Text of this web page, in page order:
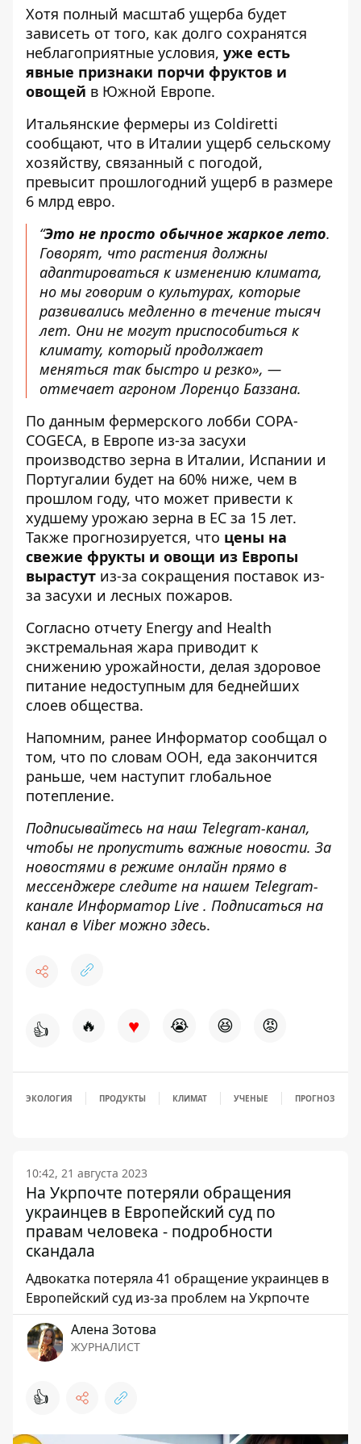
Хотя полный масштаб ущерба будет
зависеть от того, как долго сохранятся
неблагоприятные условия, уже есть
явные признаки порчи фруктов и
овощей в Южной Европе.
Итальянские фермеры из Coldiretti
сообщают, что в Италии ущерб сельскому
хозяйству, связанный с погодой,
превысит прошлогодний ущерб в размере
6 млрд евро.
“Это не просто обычное жаркое лето.
Говорят, что растения должны
адаптироваться к изменению климата,
но мы говорим о культурах, которые
развивались медленно в течение тысяч
лет. Они не могут приспособиться к
климату, который продолжает
меняться так быстро и резко», —
отмечает агроном Лоренцо Баззана.
По данным фермерского лобби COPA-
COGECA, в Европе из-за засухи
производство зерна в Италии, Испании и
Португалии будет на 60% ниже, чем в
прошлом году, что может привести к
худшему урожаю зерна в ЕС за 15 лет.
Также прогнозируется, что цены на
свежие фрукты и овощи из Европы
вырастут из-за сокращения поставок из-
за засухи и лесных пожаров.
Согласно отчету Energy and Health
экстремальная жара приводит к
снижению урожайности, делая здоровое
питание недоступным для беднейших
слоев общества.
Напомним, ранее Информатор сообщал о
том, что по словам ООН, еда закончится
раньше, чем наступит глобальное
потепление.
Подписывайтесь на наш Telegram-канал,
чтобы не пропустить важные новости. За
новостями в режиме онлайн прямо в
мессенджере следите на нашем Telegram-
канале Информатор Live . Подписаться на
канал в Viber можно здесь.
👍 🔥 ♥ 😭 😆 😡
ЭКОЛОГИЯ ПРОДУКТЫ КЛИМАТ УЧЕНЫЕ ПРОГНОЗ
10:42, 21 августа 2023
На Укрпочте потеряли обращения
украинцев в Европейский суд по
правам человека - подробности
скандала
Адвокатка потеряла 41 обращение украинцев в
Европейский суд из-за проблем на Укрпочте
Алена Зотова
ЖУРНАЛИСТ
👍